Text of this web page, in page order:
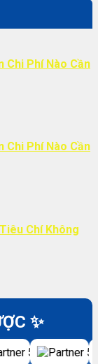
Chi Phí Nào Cần
Chi Phí Nào Cần
Chí Không
✨